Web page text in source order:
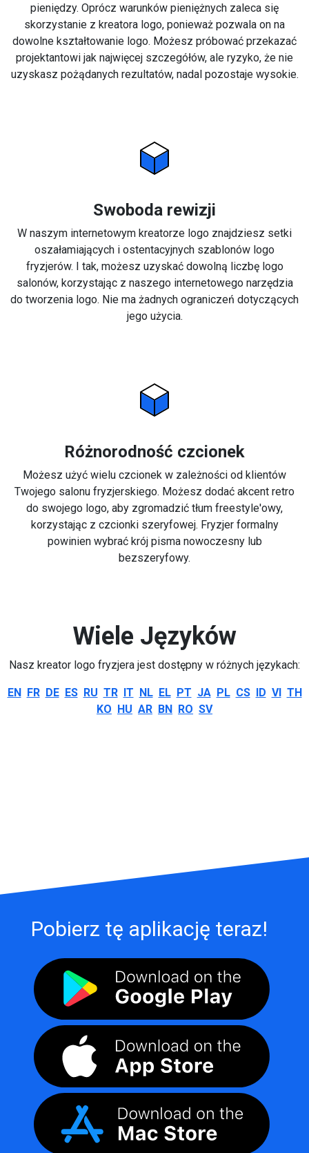
pieniędzy. Oprócz warunków pieniężnych zaleca się
skorzystanie z kreatora logo, ponieważ pozwala on na
dowolne kształtowanie logo. Możesz próbować przekazać
projektantowi jak najwięcej szczegółów, ale ryzyko, że nie
uzyskasz pożądanych rezultatów, nadal pozostaje wysokie.
Swoboda rewizji
W naszym internetowym kreatorze logo znajdziesz setki
oszałamiających i ostentacyjnych szablonów logo
fryzjerów. I tak, możesz uzyskać dowolną liczbę logo
salonów, korzystając z naszego internetowego narzędzia
do tworzenia logo. Nie ma żadnych ograniczeń dotyczących
jego użycia.
Różnorodność czcionek
Możesz użyć wielu czcionek w zależności od klientów
Twojego salonu fryzjerskiego. Możesz dodać akcent retro
do swojego logo, aby zgromadzić tłum freestyle'owy,
korzystając z czcionki szeryfowej. Fryzjer formalny
powinien wybrać krój pisma nowoczesny lub
bezszeryfowy.
Wiele Języków
Nasz kreator logo fryzjera jest dostępny w różnych językach:
EN FR DE ES RU TR IT NL EL PT JA PL CS ID VI TH
KO HU AR BN RO SV
Pobierz tę aplikację teraz!